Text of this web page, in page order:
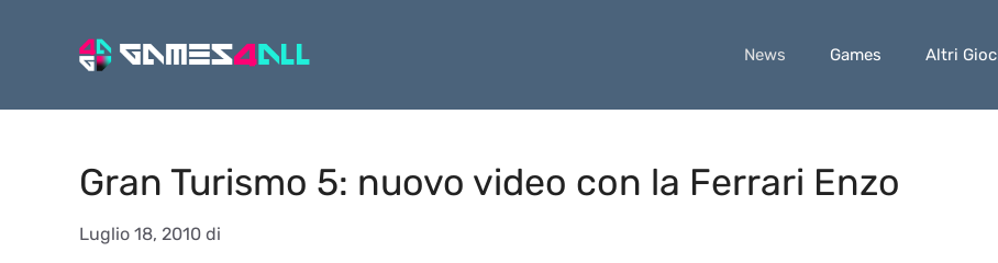
News Games Altri
Gran Turismo 5: nuovo video con la Ferrari Enzo
Luglio 18, 2010 di